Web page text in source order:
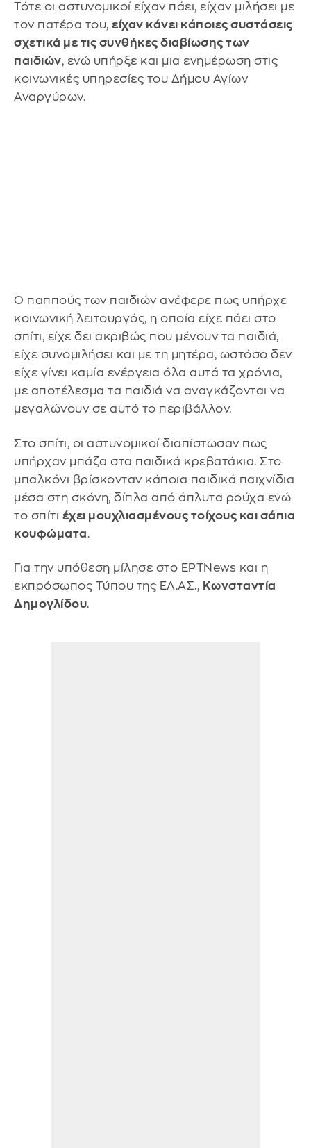
Τότε οι αστυνομικοί είχαν πάει, είχαν μιλήσει με
τον πατέρα του, είχαν κάνει κάποιες συστάσεις
σχετικά με τις συνθήκες διαβίωσης των
παιδιών, ενώ υπήρξε και μια ενημέρωση στις
κοινωνικές υπηρεσίες του Δήμου Αγίων
Αναργύρων.
Ο παππούς των παιδιών ανέφερε πως υπήρχε
κοινωνική λειτουργός, η οποία είχε πάει στο
σπίτι, είχε δει ακριβώς που μένουν τα παιδιά,
είχε συνομιλήσει και με τη μητέρα, ωστόσο δεν
είχε γίνει καμία ενέργεια όλα αυτά τα χρόνια,
με αποτέλεσμα τα παιδιά να αναγκάζονται να
μεγαλώνουν σε αυτό το περιβάλλον.
Στο σπίτι, οι αστυνομικοί διαπίστωσαν πως
υπήρχαν μπάζα στα παιδικά κρεβατάκια. Στο
μπαλκόνι βρίσκονταν κάποια παιδικά παιχνίδια
μέσα στη σκόνη, δίπλα από άπλυτα ρούχα ενώ
το σπίτι έχει μουχλιασμένους τοίχους και σάπια
κουφώματα.
Για την υπόθεση μίλησε στο EΡTNews και η
εκπρόσωπος Τύπου της ΕΛ.ΑΣ., Κωνσταντία
Δημογλίδου.